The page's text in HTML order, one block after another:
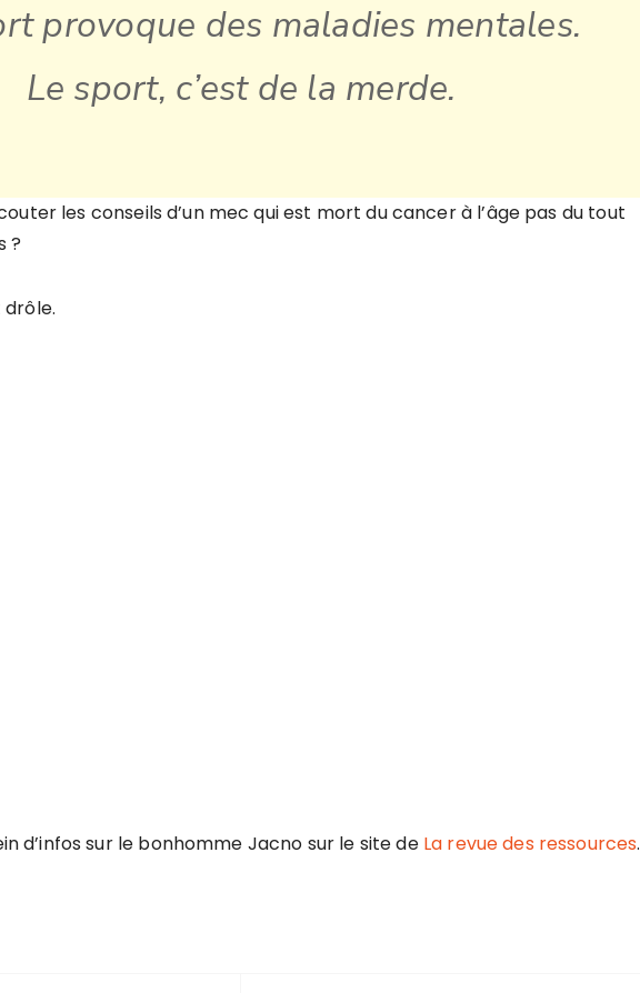
provoque des maladies mentales.
Le sport, c’est de la merde.
les conseils d’un mec qui est mort du cancer à l’âge pas du tout
?
drôle.
d’infos sur le bonhomme Jacno sur le site de La revue des ressources.